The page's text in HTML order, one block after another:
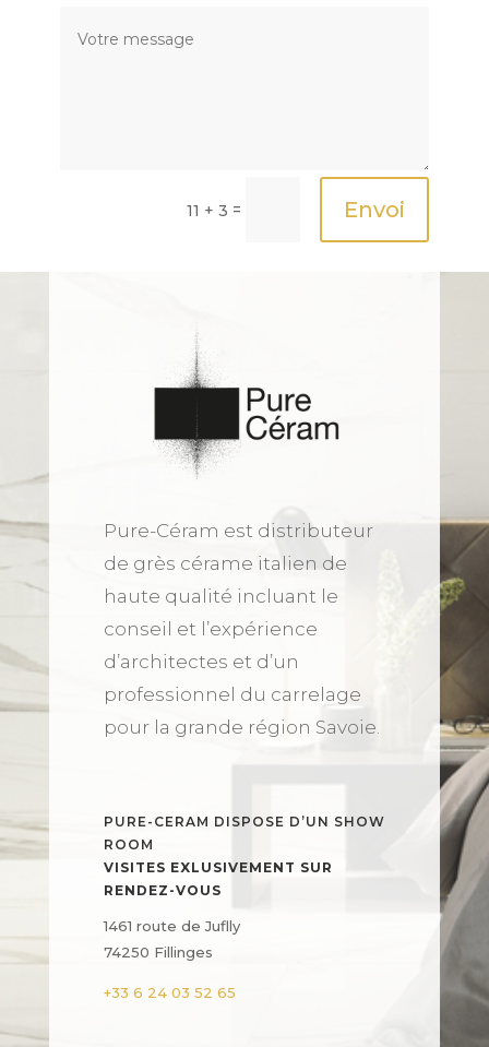
11 + 3 = Envoi
Pure-Céram est distributeur
de grès cérame italien de
haute qualité incluant le
conseil et l’expérience
d’architectes et d’un
professionnel du carrelage
pour la grande région Savoie.
PURE-CERAM DISPOSE D’UN SHOW
ROOM
VISITES EXLUSIVEMENT SUR
RENDEZ-VOUS
1461 route de Juflly
74250 Fillinges
+33 6 24 03 52 65